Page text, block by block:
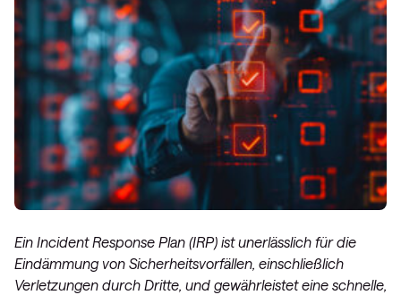
Ein Incident Response Plan (IRP) ist unerlässlich für die
Eindämmung von Sicherheitsvorfällen, einschließlich
Verletzungen durch Dritte, und gewährleistet eine schnelle,